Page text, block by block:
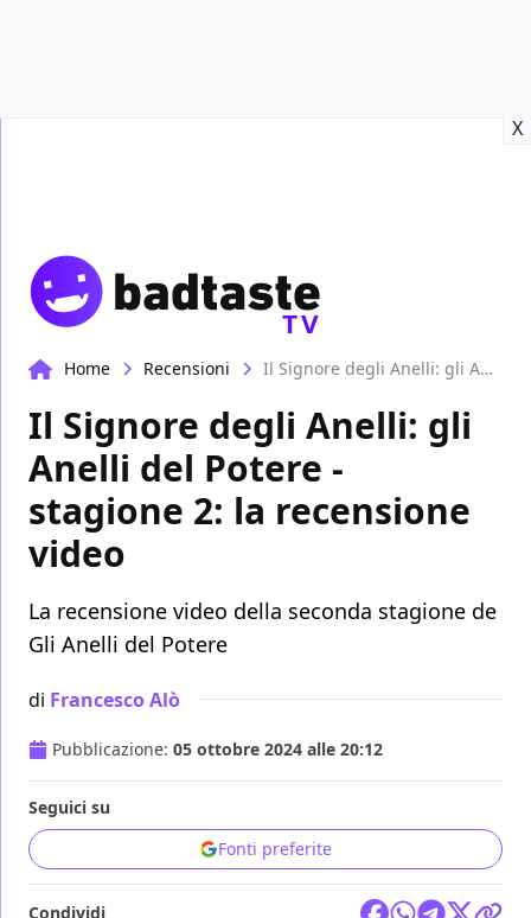
X
TV
Home Recensioni Il Signore degli Anelli: gli Anelli del Potere - stagione 2: la recensione video
Il Signore degli Anelli: gli
Anelli del Potere -
stagione 2: la recensione
video
La recensione video della seconda stagione de
Gli Anelli del Potere
di Francesco Alò
Pubblicazione: 05 ottobre 2024 alle 20:12
Seguici su
Fonti preferite
Condividi